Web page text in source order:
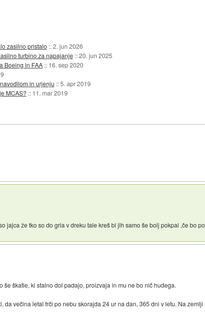
zasilno pristalo ::2. jun 2026
turbino za napajanje ::20. jun 2025
Boeing in FAA :: 16. sep 2020
in urjenju ::5. apr 2019
MCAS? :: 11. mar 2019
jajca že tko so do grla v dreku tale kreš bi jih samo še bolj pokpal ,če bo
še škatle, ki stalno dol padajo, proizvaja in mu ne bo nič hudega.
da večina letal frči po nebu skorajda 24 ur na dan, 365 dni v letu. Na